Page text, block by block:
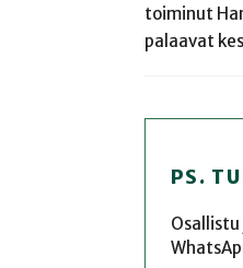
toiminut
palaavat
PS.